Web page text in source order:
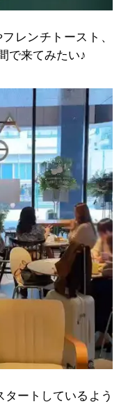
レンチトースト、
で来てみたい♪
ートしているよう